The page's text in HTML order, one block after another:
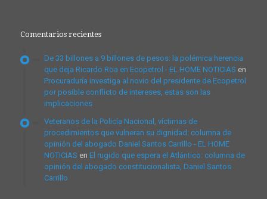
Comentarios recientes
De 33 billones a 9 billones de pesos: la polémica herencia
que deja Ricardo Roa en Ecopetrol - EL HOME NOTICIAS en
Procuraduría investiga al novio del presidente de Ecopetrol
por posible conflicto de intereses, estas son las
implicaciones
Veteranos de la Policía Nacional, víctimas de
procedimientos que vulneran su dignidad: columna de
opinión del abogado Daniel Santos Carrillo - EL HOME
NOTICIAS en El rugido que espera el Atlántico: columna de
opinión del abogado constitucionalista, Daniel Santos
Carrillo